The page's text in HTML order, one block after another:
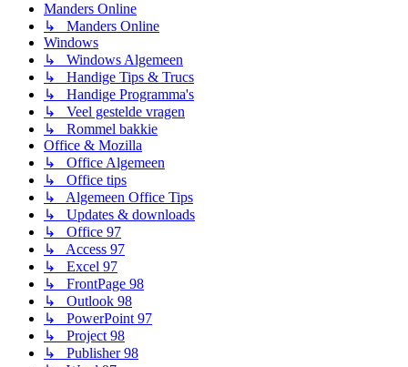
Manders Online
↳ Manders Online
Windows
↳ Windows Algemeen
↳ Handige Tips & Trucs
↳ Handige Programma's
↳ Veel gestelde vragen
↳ Rommel bakkie
Office & Mozilla
↳ Office Algemeen
↳ Office tips
↳ Algemeen Office Tips
↳ Updates & downloads
↳ Office 97
↳ Access 97
↳ Excel 97
↳ FrontPage 98
↳ Outlook 98
↳ PowerPoint 97
↳ Project 98
↳ Publisher 98